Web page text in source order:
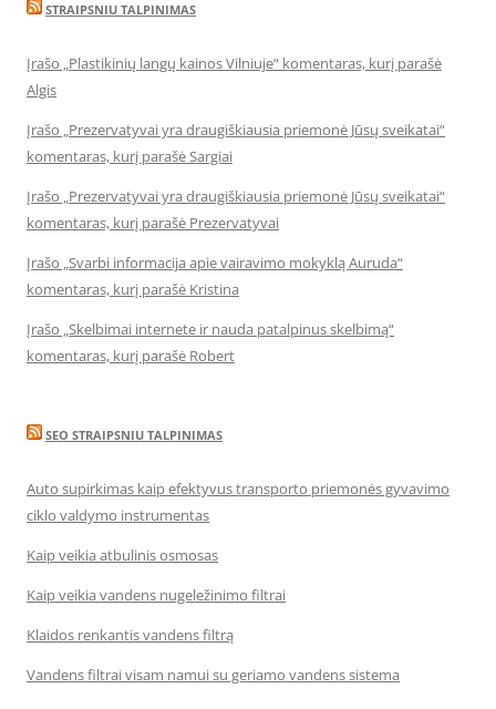
STRAIPSNIU TALPINIMAS
Įrašo „Plastikinių langų kainos Vilniuje“ komentaras, kurį parašė
Algis
Įrašo „Prezervatyvai yra draugiškiausia priemonė Jūsų sveikatai“
komentaras, kurį parašė Sargiai
Įrašo „Prezervatyvai yra draugiškiausia priemonė Jūsų sveikatai“
komentaras, kurį parašė Prezervatyvai
Įrašo „Svarbi informacija apie vairavimo mokyklą Auruda“
komentaras, kurį parašė Kristina
Įrašo „Skelbimai internete ir nauda patalpinus skelbimą“
komentaras, kurį parašė Robert
SEO STRAIPSNIU TALPINIMAS
Auto supirkimas kaip efektyvus transporto priemonės gyvavimo
ciklo valdymo instrumentas
Kaip veikia atbulinis osmosas
Kaip veikia vandens nugeležinimo filtrai
Klaidos renkantis vandens filtrą
Vandens filtrai visam namui su geriamo vandens sistema